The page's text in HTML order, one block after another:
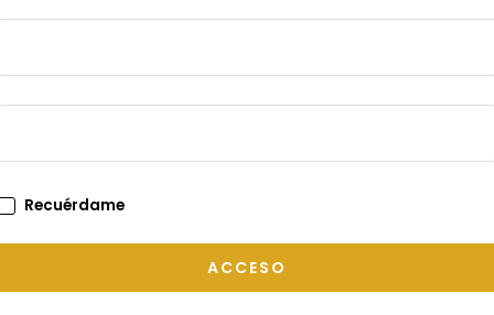
Recuérdame
ACCESO